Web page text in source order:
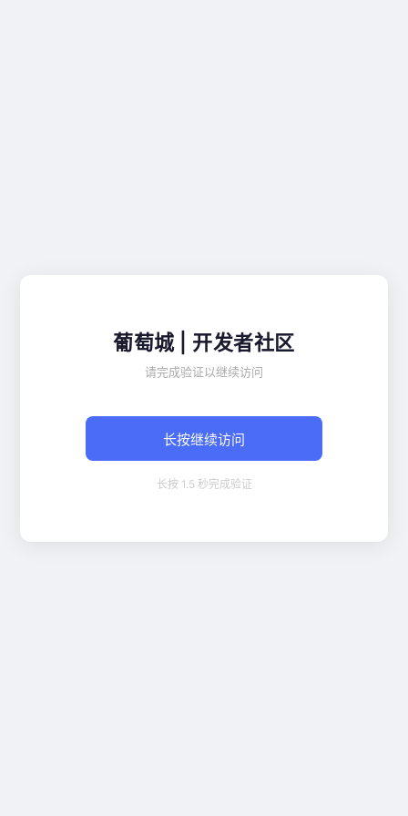
葡萄城 | 开发者社区
请完成验证以继续访问
长按继续访问
长按 1.5 秒完成验证